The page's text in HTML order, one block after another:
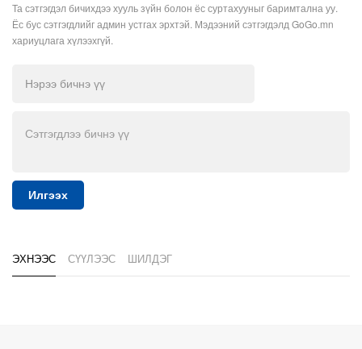
Та сэтгэгдэл бичихдээ хууль зүйн болон ёс суртахууныг баримтална уу.
Ёс бус сэтгэгдлийг админ устгах эрхтэй. Мэдээний сэтгэгдэлд GoGo.mn
хариуцлага хүлээхгүй.
Илгээх
ЭХНЭЭС СҮҮЛЭЭС ШИЛДЭГ